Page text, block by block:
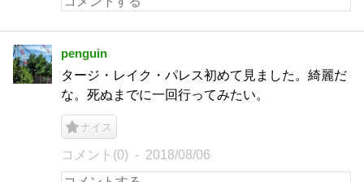
penguin
タージ・レイク・パレス初めて見ました。綺麗だ
な。死ぬまでに一回行ってみたい。
ナイス
コメント(0) 2018/08/06